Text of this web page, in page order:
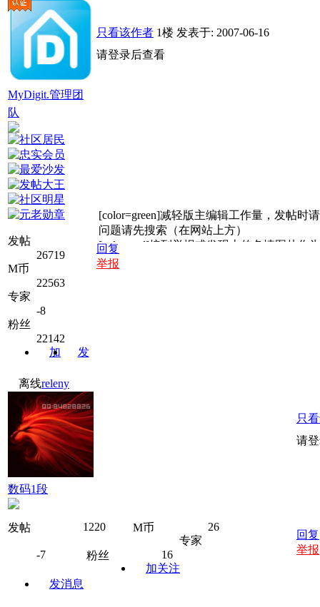
MyDigit.管理团
队
发帖
26719
M币
22563
专家
-8
粉丝
22142
加
发
只看该作者 1楼 发表于: 2007-06-16
请登录后查看
[color=green]减轻版主编辑工作量，发帖时
问题请先搜索（在网站上方）
[color=red]接到举报或发现上传色情图片作
不要发布交易信息、站务咨询、灌水帖等[/
回复
举报
离线releny
数码1段
发帖 1220 M币
26
专家
-7
粉丝
16
加关注
发消息
只
请
回复
举报